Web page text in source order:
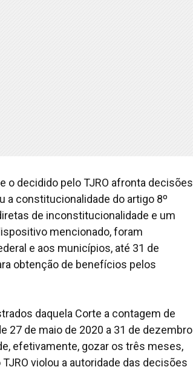
o decidido pelo TJRO afronta decisões
a constitucionalidade do artigo 8º
de inconstitucionalidade e um
mencionado, foram
e aos municípios, até 31 de
obtenção de benefícios pelos
daquela Corte a contagem de
27 de maio de 2020 a 31 de dezembro
efetivamente, gozar os três meses,
violou a autoridade das decisões